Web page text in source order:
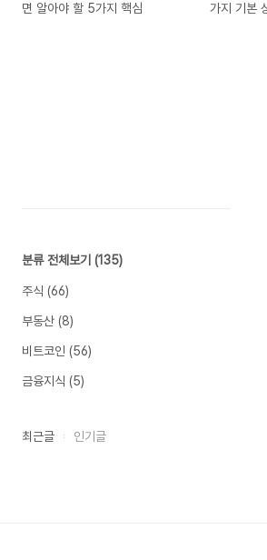
면 알아야 할 5가지 핵심
가지 기본
분류 전체보기 (135)
주식 (66)
부동산 (8)
비트코인 (56)
금융지식 (5)
최근글 인기글